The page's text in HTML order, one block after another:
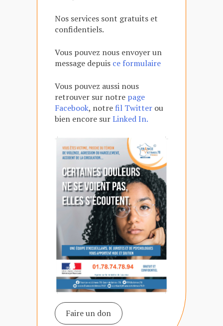
Nos services sont gratuits et
confidentiels.
Vous pouvez nous envoyer un
message depuis ce formulaire
Vous pouvez aussi nous
retrouver sur notre page
Facebook, notrefil Twitter ou
bien encore surLinked In.
Faire un don